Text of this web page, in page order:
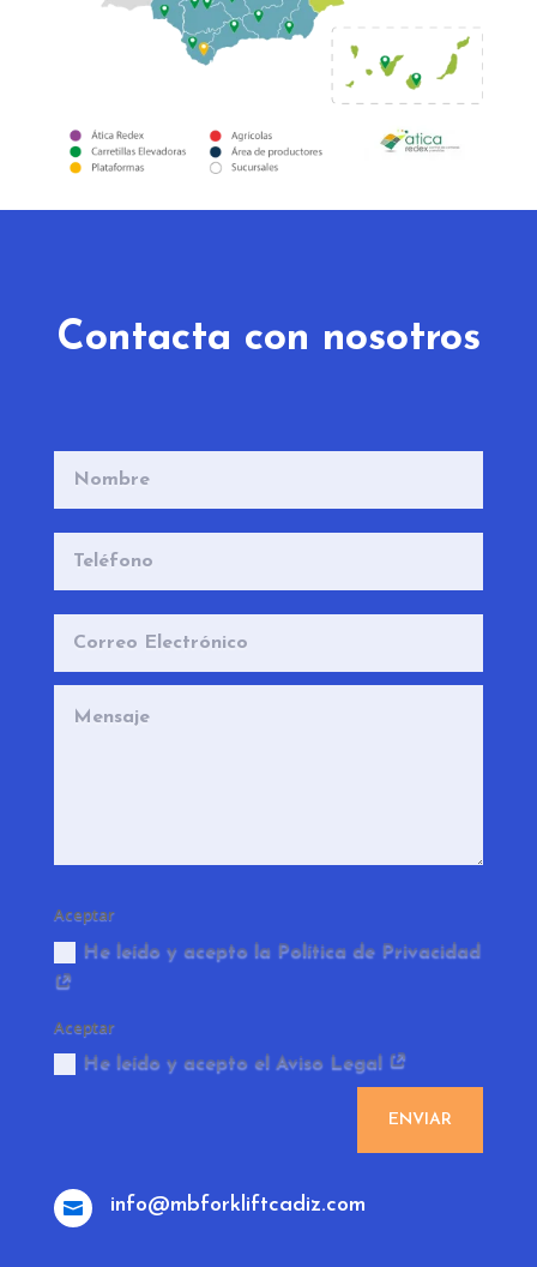
Contacta con nosotros
Aceptar
He leído y acepto la Política de Privacidad
Aceptar
He leído y acepto el Aviso Legal
ENVIAR
 info@mbforkliftcadiz.com